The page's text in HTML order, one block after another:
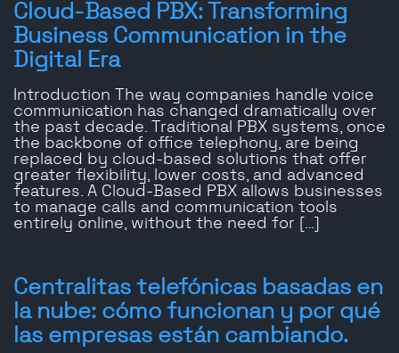
Cloud-Based PBX: Transforming
Business Communication in the
Digital Era
Introduction The way companies handle voice
communication has changed dramatically over
the past decade. Traditional PBX systems, once
the backbone of office telephony, are being
replaced by cloud-based solutions that offer
greater flexibility, lower costs, and advanced
features. A Cloud-Based PBX allows businesses
to manage calls and communication tools
entirely online, without the need for […]
Centralitas telefónicas basadas en
la nube: cómo funcionan y por qué
las empresas están cambiando.